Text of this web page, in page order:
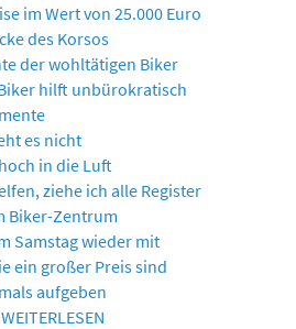
im Wert von 25.000 Euro
des Korsos
der wohltätigen Biker
hilft unbürokratisch
es nicht
in die Luft
ziehe ich alle Register
Biker-Zentrum
Samstag wieder mit
ein großer Preis sind
aufgeben
WEITERLESEN